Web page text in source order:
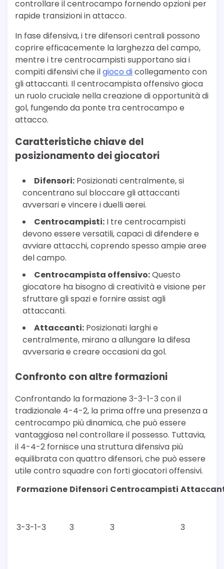
controllare il centrocampo fornendo opzioni per
rapide transizioni in attacco.
In fase difensiva, i tre difensori centrali possono
coprire efficacemente la larghezza del campo,
mentre i tre centrocampisti supportano sia i
compiti difensivi che ilgioco dicollegamento con
gli attaccanti. Il centrocampista offensivo gioca
un ruolo cruciale nella creazione di opportunità di
gol, fungendo da ponte tra centrocampo e
attacco.
Caratteristiche chiave del
posizionamento dei giocatori
Difensori: Posizionati centralmente, si
concentrano sul bloccare gli attaccanti
avversari e vincere i duelli aerei.
Centrocampisti: I tre centrocampisti
devono essere versatili, capaci di difendere e
avviare attacchi, coprendo spesso ampie aree
del campo.
Centrocampista offensivo:Questo
giocatore ha bisogno di creatività e visione per
sfruttare gli spazi e fornire assist agli
attaccanti.
Attaccanti: Posizionati larghi e
centralmente, mirano a allungare la difesa
avversaria e creare occasioni da gol.
Confronto con altre formazioni
Confrontando la formazione 3-3-1-3 con il
tradizionale 4-4-2, la prima offre una presenza a
centrocampo più dinamica, che può essere
vantaggiosa nel controllare il possesso. Tuttavia,
il 4-4-2 fornisce una struttura difensiva più
equilibrata con quattro difensori, che può essere
utile contro squadre con forti giocatori offensivi.
Formazione Difensori Centrocampisti
3-3-1-3 3 3 3